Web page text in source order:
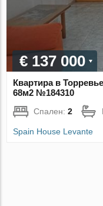
€ 137 000
Квартира в
68м2 №184310
Спален:2
Spain House Levante